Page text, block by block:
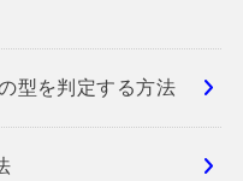
型を判定する方法